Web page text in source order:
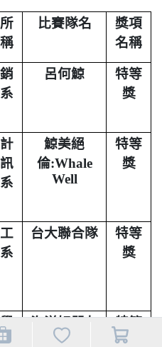
比賽隊名
獎項
名稱
呂何鯨
特等
獎
鯨美絕
倫:Whale
Well
特等
獎
台大聯合隊
特等
獎
海洋好朋友
鯨魚
特等
獎